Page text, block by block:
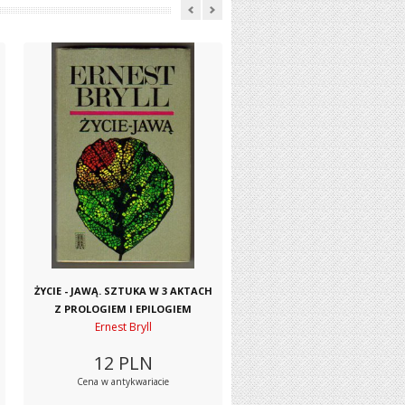
ŻYCIE - JAWĄ. SZTUKA W 3 AKTACH
Z PROLOGIEM I EPILOGIEM
Ernest Bryll
12 PLN
Cena w antykwariacie